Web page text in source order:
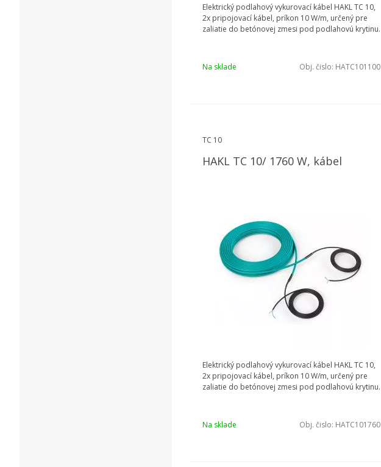
Elektrický podlahový vykurovací kábel HAKL TC 10,
2x pripojovací kábel, príkon 10 W/m, určený pre
zaliatie do betónovej zmesi pod podlahovú krytinu.
Na sklade Obj. čislo: HATC101100
TC 10
HAKL TC 10/ 1760 W, kábel
Elektrický podlahový vykurovací kábel HAKL TC 10,
2x pripojovací kábel, príkon 10 W/m, určený pre
zaliatie do betónovej zmesi pod podlahovú krytinu.
Na sklade Obj. čislo: HATC101760